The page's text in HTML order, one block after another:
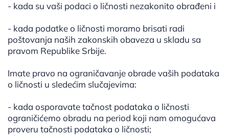
- kada su vaši podaci o ličnosti nezakonito obrađeni i
- kada podatke o ličnosti moramo brisati radi
poštovanja naših zakonskih obaveza u skladu sa
pravom Republike Srbije.
Imate pravo na ograničavanje obrade vaših podataka
o ličnosti u sledećim slučajevima:
- kada osporavate tačnost podataka o ličnosti
ograničićemo obradu na period koji nam omogućava
proveru tačnosti podataka o ličnosti;